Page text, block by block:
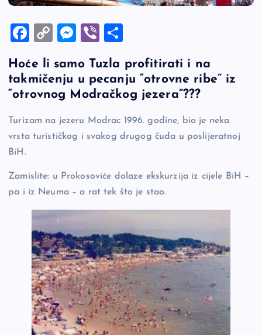
F
c
e
o
o
C
p
y
n
k
M
se
n
er
Vi
er ar
e
Hoće li samo Tuzla profitirati i na
takmičenju u pecanju “otrovne ribe” iz
“otrovnog Modračkog jezera”???
Turizam na jezeru Modrac 1996. godine, bio je neka
vrsta turističkog i svakog drugog čuda u poslijeratnoj
BiH.
Zamislite: u Prokosoviće dolaze ekskurzija iz cijele BiH –
pa i iz Neuma – a rat tek što je stao.